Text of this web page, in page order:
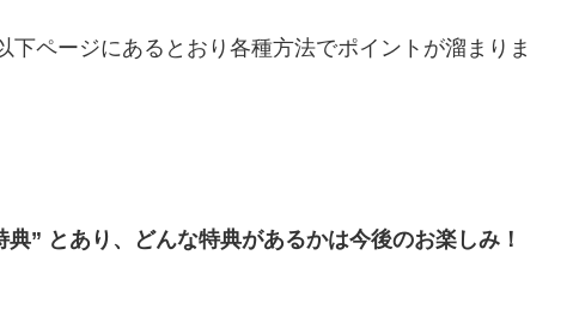
ページにあるとおり各種方法でポイントが溜まりま
” とあり、どんな特典があるかは今後のお楽しみ！